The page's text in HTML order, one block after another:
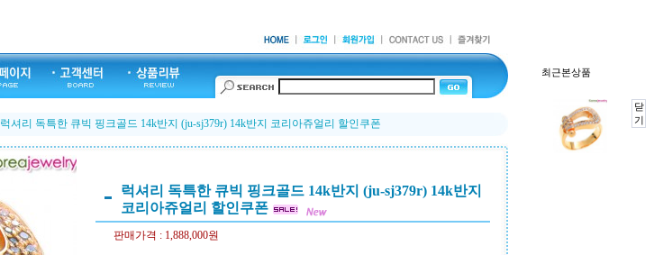
럭셔리 독특한 큐빅 핑크골드 14k반지 (ju-sj379r) 14k반지 코리아쥬얼리 할인쿠폰
럭셔리 독특한 큐빅 핑크골드 14k반지 (ju-sj379r) 14k반지
코리아쥬얼리 할인쿠폰
판매가격 : 1,888,000원
최근본상품
닫
기